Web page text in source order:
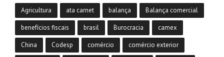
Agricultura ata carnet balança Balança comercial
benefícios fiscais brasil Burocracia camex
China Codesp comércio comércio exterior